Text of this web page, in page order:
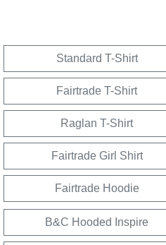
Standard T-Shirt
Fairtrade T-Shirt
Raglan T-Shirt
Fairtrade Girl Shirt
Fairtrade Hoodie
B&C Hooded Inspire